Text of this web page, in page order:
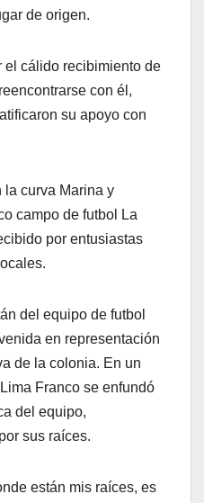
de origen.
el cálido recibimiento de
con él,
su apoyo con
la curva Marina y
campo de futbol La
por entusiastas
del equipo de futbol
en representación
de la colonia. En un
Franco se enfundó
del equipo,
sus raíces.
están mis raíces, es